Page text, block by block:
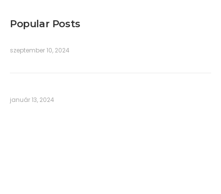
Popular Posts
szeptember 10, 2024
január 13, 2024